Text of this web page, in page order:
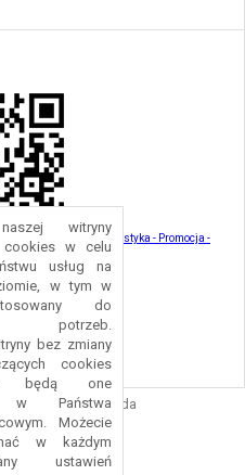
witryny
w celu
usług na
w tym w
do
potrzeb.
bez zmiany
cookies
będą one
w Państwa
Możecie
w każdym
ustawień
- kliknij tu:
Turystyka - Promocja -
Nowa Ruda
Gminy Nowa Ruda
Logonet Sp. z o.o.